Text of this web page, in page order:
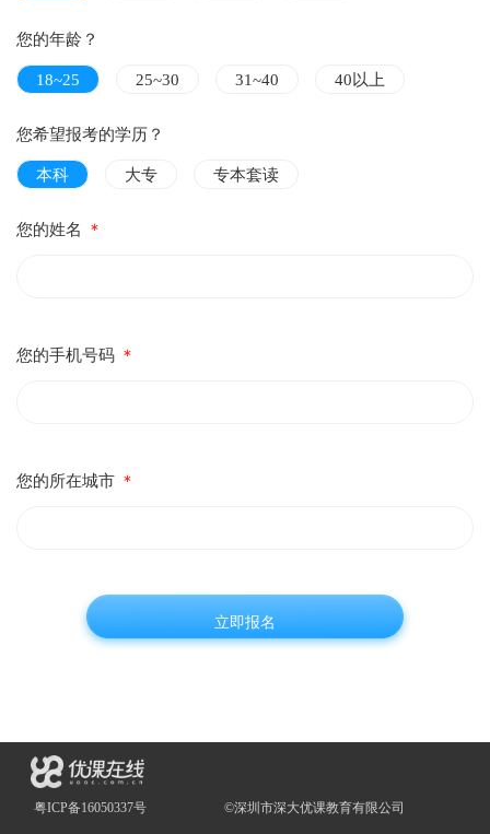
您的年龄？
18~25 25~30 31~40 40以上
您希望报考的学历？
本科 大专 专本套读
您的姓名 ＊
您的手机号码 ＊
您的所在城市 ＊
粤ICP备16050337号 ©深圳市深大优课教育有限公司